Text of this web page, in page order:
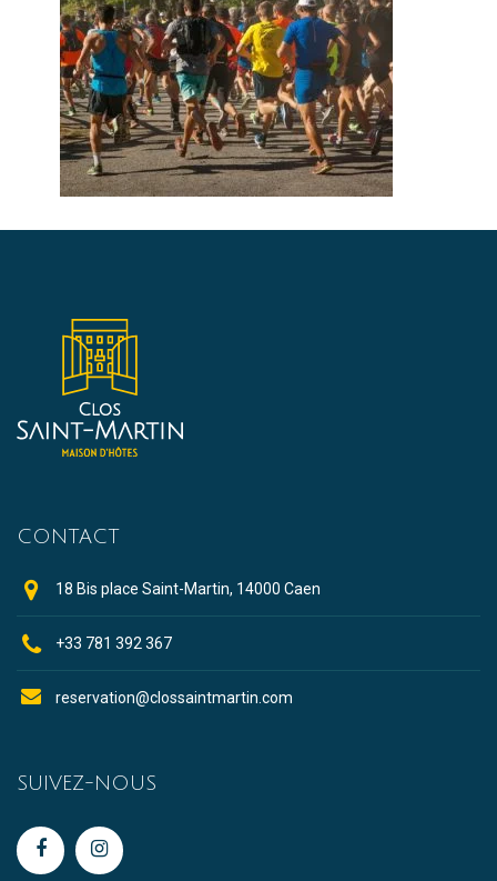
CONTACT
18 Bis place Saint-Martin, 14000 Caen
+33 781 392 367
reservation@clossaintmartin.com
SUIVEZ-NOUS